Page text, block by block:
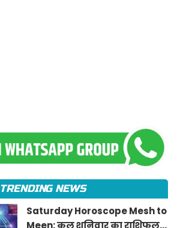
TRENDING NEWS
Saturday Horoscope Mesh to